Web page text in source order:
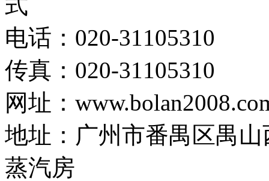
电话：020-31105310
传真：020-31105310
网址：
地址：广州市番禺区禺山
蒸汽房